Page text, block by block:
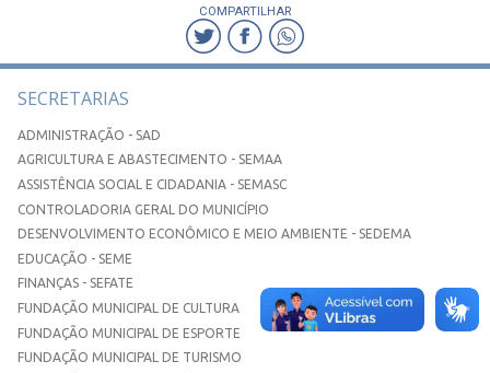
COMPARTILHAR
SECRETARIAS
ADMINISTRAÇÃO - SAD
AGRICULTURA E ABASTECIMENTO - SEMAA
ASSISTÊNCIA SOCIAL E CIDADANIA - SEMASC
CONTROLADORIA GERAL DO MUNICÍPIO
DESENVOLVIMENTO ECONÔMICO E MEIO AMBIENTE - SEDEMA
EDUCAÇÃO - SEME
FINANÇAS - SEFATE
FUNDAÇÃO MUNICIPAL DE CULTURA
FUNDAÇÃO MUNICIPAL DE ESPORTE
FUNDAÇÃO MUNICIPAL DE TURISMO